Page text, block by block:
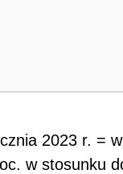
2023 r. =
w stosunku